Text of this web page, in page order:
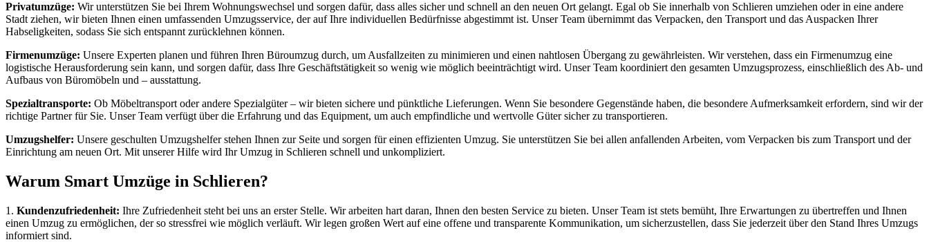
Privatumzüge: Wir unterstützen Sie bei Ihrem Wohnungswechsel und sorgen dafür, dass alles sicher und schnell an den neuen Ort gelangt. Egal ob Sie innerhalb von Schlieren umziehen oder in eine andere
Stadt ziehen, wir bieten Ihnen einen umfassenden Umzugsservice, der auf Ihre individuellen Bedürfnisse abgestimmt ist. Unser Team übernimmt das Verpacken, den Transport und das Auspacken Ihrer
Habseligkeiten, sodass Sie sich entspannt zurücklehnen können.
Firmenumzüge: Unsere Experten planen und führen Ihren Büroumzug durch, um Ausfallzeiten zu minimieren und einen nahtlosen Übergang zu gewährleisten. Wir verstehen, dass ein Firmenumzug eine
logistische Herausforderung sein kann, und sorgen dafür, dass Ihre Geschäftstätigkeit so wenig wie möglich beeinträchtigt wird. Unser Team koordiniert den gesamten Umzugsprozess, einschließlich des Ab- und
Aufbaus von Büromöbeln und – ausstattung.
Spezialtransporte: Ob Möbeltransport oder andere Spezialgüter – wir bieten sichere und pünktliche Lieferungen. Wenn Sie besondere Gegenstände haben, die besondere Aufmerksamkeit erfordern, sind wir der
richtige Partner für Sie. Unser Team verfügt über die Erfahrung und das Equipment, um auch empfindliche und wertvolle Güter sicher zu transportieren.
Umzugshelfer: Unsere geschulten Umzugshelfer stehen Ihnen zur Seite und sorgen für einen effizienten Umzug. Sie unterstützen Sie bei allen anfallenden Arbeiten, vom Verpacken bis zum Transport und der
Einrichtung am neuen Ort. Mit unserer Hilfe wird Ihr Umzug in Schlieren schnell und unkompliziert.
Warum Smart Umzüge in Schlieren?
1. Kundenzufriedenheit: Ihre Zufriedenheit steht bei uns an erster Stelle. Wir arbeiten hart daran, Ihnen den besten Service zu bieten. Unser Team ist stets bemüht, Ihre Erwartungen zu übertreffen und Ihnen
einen Umzug zu ermöglichen, der so stressfrei wie möglich verläuft. Wir legen großen Wert auf eine offene und transparente Kommunikation, um sicherzustellen, dass Sie jederzeit über den Stand Ihres Umzugs
informiert sind.